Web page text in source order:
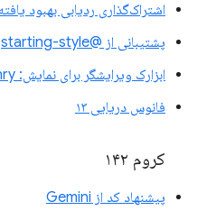
اشتراک‌گذاری ردیابی بهبود
پشتیبانی از @starting-style
ابزارک ویرایشگر برای نمایش: masonry
فانوس دریایی ۱۳
کروم ۱۴۲
پیشنهاد کد از Gemini